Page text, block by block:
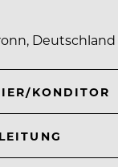
Deutschland
KONDITOR